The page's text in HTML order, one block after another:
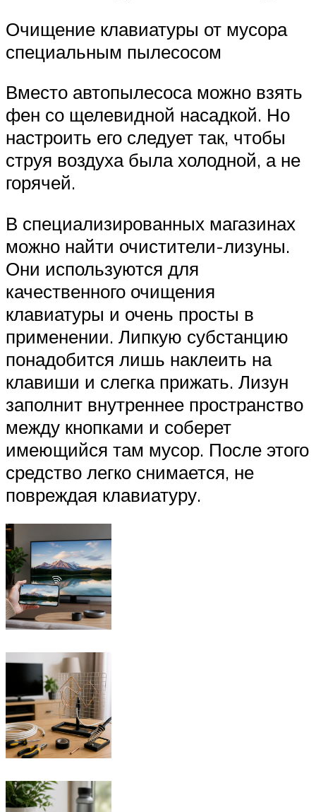
Очищение клавиатуры от мусора
специальным пылесосом
Вместо автопылесоса можно взять
фен со щелевидной насадкой. Но
настроить его следует так, чтобы
струя воздуха была холодной, а не
горячей.
В специализированных магазинах
можно найти очистители-лизуны.
Они используются для
качественного очищения
клавиатуры и очень просты в
применении. Липкую субстанцию
понадобится лишь наклеить на
клавиши и слегка прижать. Лизун
заполнит внутреннее пространство
между кнопками и соберет
имеющийся там мусор. После этого
средство легко снимается, не
повреждая клавиатуру.